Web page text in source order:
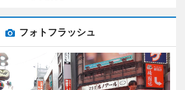
フォトフラッシュ